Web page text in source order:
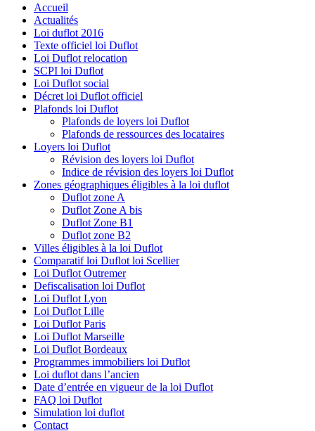
Accueil
Actualités
Loi duflot 2016
Texte officiel loi Duflot
Loi Duflot relocation
SCPI loi Duflot
Loi Duflot social
Décret loi Duflot officiel
Plafonds loi Duflot
Plafonds de loyers loi Duflot
Plafonds de ressources des locataires
Loyers loi Duflot
Révision des loyers loi Duflot
Indice de révision des loyers loi Duflot
Zones géographiques éligibles à la loi duflot
Duflot zone A
Duflot Zone A bis
Duflot Zone B1
Duflot zone B2
Villes éligibles à la loi Duflot
Comparatif loi Duflot loi Scellier
Loi Duflot Outremer
Defiscalisation loi Duflot
Loi Duflot Lyon
Loi Duflot Lille
Loi Duflot Paris
Loi Duflot Marseille
Loi Duflot Bordeaux
Programmes immobiliers loi Duflot
Loi duflot dans l’ancien
Date d’entrée en vigueur de la loi Duflot
FAQ loi Duflot
Simulation loi duflot
Contact